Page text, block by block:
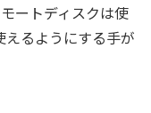
ートディスクは使
えるようにする手が